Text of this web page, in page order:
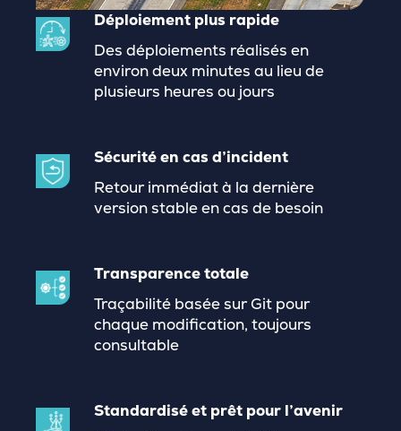
Déploiement plus rapide
Des déploiements réalisés en
environ deux minutes au lieu de
plusieurs heures ou jours
Sécurité en cas d’incident
Retour immédiat à la dernière
version stable en cas de besoin
Transparence totale
Traçabilité basée sur Git pour
chaque modification, toujours
consultable
Standardisé et prêt pour l’avenir